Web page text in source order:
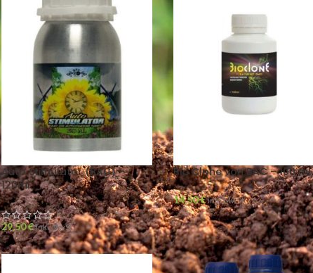
Auto Stimulator (BAC) –
120ml
29,50€ inkl. MwSt
Bio Clone von BAC – 100 ml
14,50€ inkl. MwSt